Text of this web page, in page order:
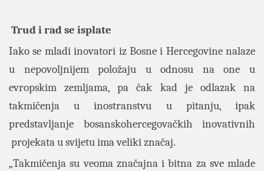
Trud i rad se isplate
Iako se mladi inovatori iz Bosne i Hercegovine nalaze
u nepovoljnijem položaju u odnosu na one u
evropskim zemljama, pa čak kad je odlazak na
takmičenja u inostranstvu u pitanju, ipak
predstavljanje bosanskohercegovačkih inovativnih
projekata u svijetu ima veliki značaj.
„Takmičenja su veoma značajna i bitna za sve mlade